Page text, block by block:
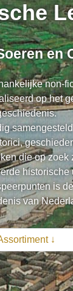
en
non-
op het
die op zoek
historische
is
van
↓